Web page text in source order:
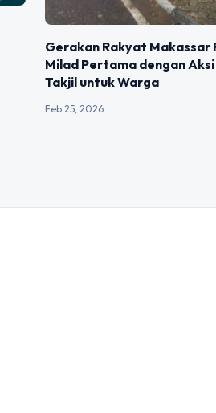
Gerakan Rakyat Makassar
Milad Pertama dengan
Takjil untuk Warga
Feb 25, 2026